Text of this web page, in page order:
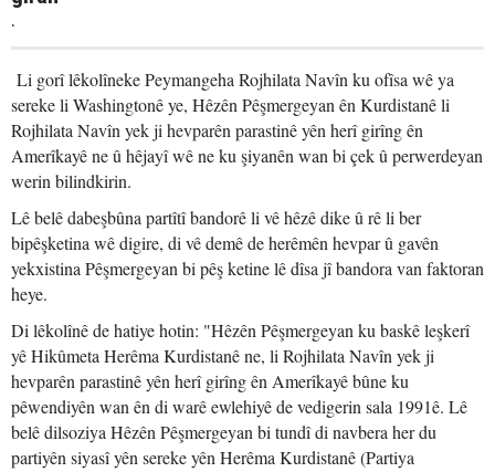
.
Li gorî lêkolîneke Peymangeha Rojhilata Navîn ku ofîsa wê ya
sereke li Washingtonê ye, Hêzên Pêşmergeyan ên Kurdistanê li
Rojhilata Navîn yek ji hevparên parastinê yên herî girîng ên
Amerîkayê ne û hêjayî wê ne ku şiyanên wan bi çek û perwerdeyan
werin bilindkirin.
Lê belê dabeşbûna partîtî bandorê li vê hêzê dike û rê li ber
bipêşketina wê digire, di vê demê de herêmên hevpar û gavên
yekxistina Pêşmergeyan bi pêş ketine lê dîsa jî bandora van faktoran
heye.
Di lêkolînê de hatiye hotin: "Hêzên Pêşmergeyan ku baskê leşkerî
yê Hikûmeta Herêma Kurdistanê ne, li Rojhilata Navîn yek ji
hevparên parastinê yên herî girîng ên Amerîkayê bûne ku
pêwendiyên wan ên di warê ewlehiyê de vedigerin sala 1991ê. Lê
belê dilsoziya Hêzên Pêşmergeyan bi tundî di navbera her du
partiyên siyasî yên sereke yên Herêma Kurdistanê (Partiya